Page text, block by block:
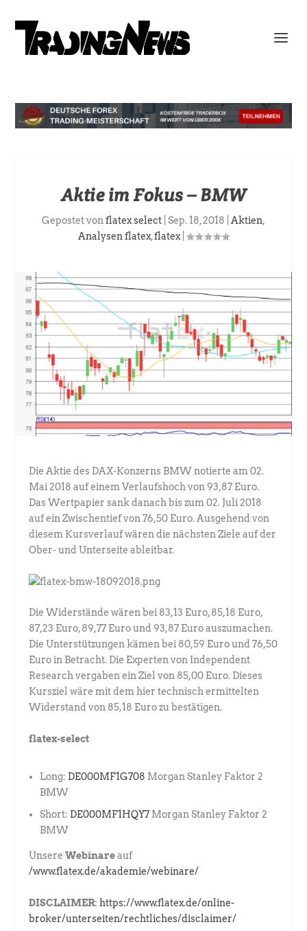
Aktie im Fokus – BMW
Gepostet vonflatex select Sep. 18, 2018 Aktien,
Analysen flatex,flatex
Die Aktie des DAX-Konzerns BMW notierte am 02.
Mai 2018 auf einem Verlaufshoch von 93,87 Euro.
Das Wertpapier sank danach bis zum 02. Juli 2018
auf ein Zwischentief von 76,50 Euro. Ausgehend von
diesem Kursverlauf wären die nächsten Ziele auf der
Ober- und Unterseite ableitbar.
Die Widerstände wären bei 83,13 Euro, 85,18 Euro,
87,23 Euro, 89,77 Euro und 93,87 Euro auszumachen.
Die Unterstützungen kämen bei 80,59 Euro und 76,50
Euro in Betracht. Die Experten von Independent
Research vergaben ein Ziel von 85,00 Euro. Dieses
Kursziel wäre mit dem hier technisch ermittelten
Widerstand von 85,18 Euro zu bestätigen.
flatex-select
Long: DE000MF1G708 Morgan Stanley Faktor 2
BMW
Short: DE000MF1HQY7 Morgan Stanley Faktor 2
BMW
UnsereWebinareauf
/www.flatex.de/akademie/webinare/
DISCLAIMER: https://www.flatex.de/online-
broker/unterseiten/rechtliches/disclaimer/